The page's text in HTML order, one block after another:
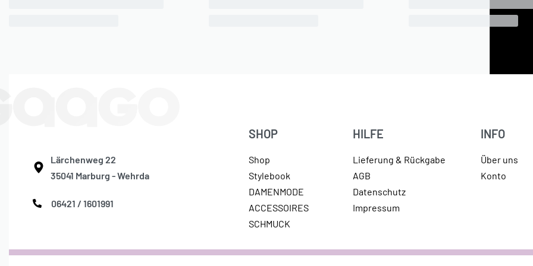
Lärchenweg 22
35041 Marburg - Wehrda
06421 / 1601991
SHOP
Shop
Stylebook
DAMENMODE
ACCESSOIRES
SCHMUCK
HILFE
Lieferung & Rückgabe
AGB
Datenschutz
Impressum
INFO
Über uns
Konto